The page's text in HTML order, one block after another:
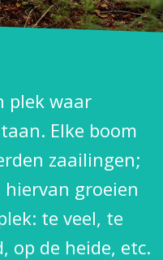
plek waar
Elke boom
zaailingen;
hiervan groeien
te veel, te
op de heide, etc.